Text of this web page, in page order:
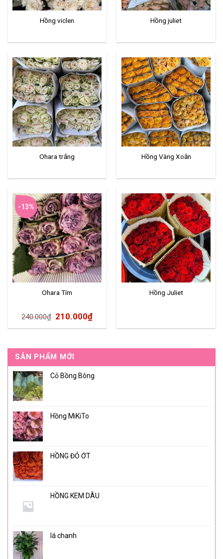
SẢN PHẨM MỚI
Cỏ Bồng Bông
Hồng MiKiTo
HỒNG ĐỎ ỚT
HỒNG KEM DÂU
lá chanh
Hồng viclen Hồng juliet
Ohara trắng Hồng Vàng Xoắn
-13%
Ohara Tím
240.000₫ 210.000₫
Hồng Juliet